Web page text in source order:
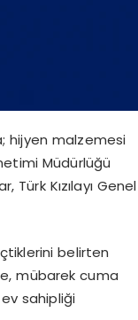
hijyen malzemesi
Müdürlüğü
Kızılayı Genel
belirten
mübarek cuma
sahipliği